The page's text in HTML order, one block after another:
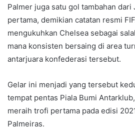
Palmer juga satu gol tambahan dari
pertama, demikian catatan resmi
mengukuhkan Chelsea sebagai
mana konsisten bersaing di area
antarjuara konfederasi tersebut.
Gelar ini menjadi yang tersebut
tempat pentas Piala Bumi
meraih trofi pertama pada edisi
Palmeiras.